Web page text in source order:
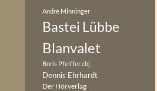
André Minninger
Bastei Lübbe
Blanvalet
Boris Pfeiffercbj
Dennis Ehrhardt
Der Hörverlag